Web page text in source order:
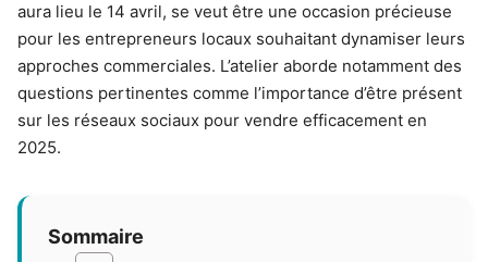
aura lieu le 14 avril, se veut être une occasion précieuse
pour les entrepreneurs locaux souhaitant dynamiser leurs
approches commerciales. L’atelier aborde notamment des
questions pertinentes comme l’importance d’être présent
sur les réseaux sociaux pour vendre efficacement en
2025.
Sommaire